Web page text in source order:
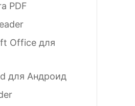
PDF
Office для
для Андроид